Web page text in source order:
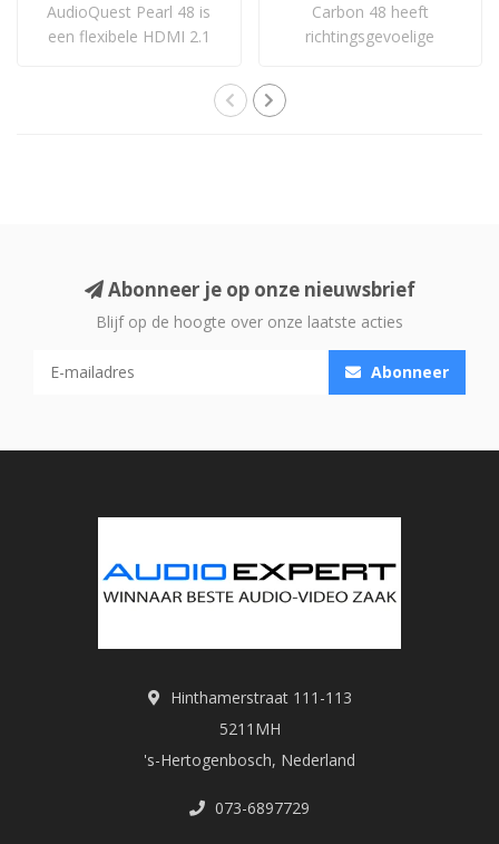
AudioQuest Pearl 48 is
een flexibele HDMI 2.1
Carbon 48 heeft
richtingsgevoelige
Abonneer je op onze nieuwsbrief
Blijf op de hoogte over onze laatste acties
Abonneer
Hinthamerstraat 111-113
5211MH
's-Hertogenbosch, Nederland
073-6897729